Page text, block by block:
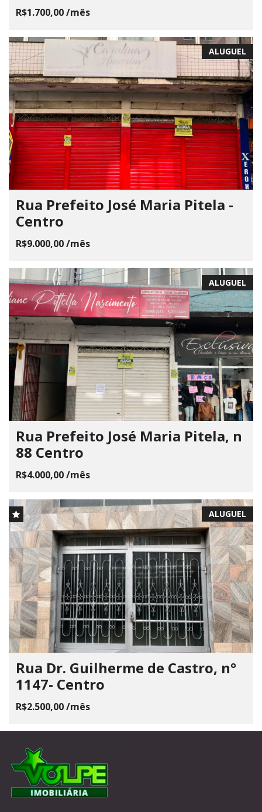
R$1.700,00 /mês
ALUGUEL
Rua Prefeito José Maria Pitela -
Centro
R$9.000,00 /mês
ALUGUEL
Rua Prefeito José Maria Pitela, n
88 Centro
R$4.000,00 /mês
ALUGUEL
Rua Dr. Guilherme de Castro, n°
1147- Centro
R$2.500,00 /mês